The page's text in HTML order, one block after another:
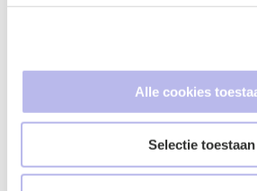
Alle cookies
Selectie toestaan
wanneer nu bij tussenkomst er van
gesproken dat de vordering van de
in de hoofdzaak. Immers mede
gegeven voorbeeld, een
inschrijver zal om een procesbelang
juist andere gronden aan zijn
[moeten] leggen dan de niet-